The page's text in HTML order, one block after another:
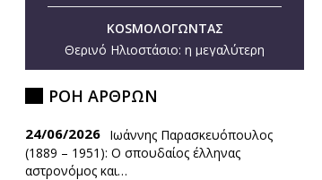
KOSMOΛΟΓΩΝΤΑΣ
Θερινό Ηλιοστάσιο: η μεγαλύτερη
ημέρα του έτους
ΡΟΗ ΑΡΘΡΩΝ
24/06/2026 Ιωάννης Παρασκευόπουλος
(1889 – 1951): O σπουδαίος έλληνας
αστρονόμος και…